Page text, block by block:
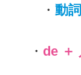
・ 動
・ de ＋